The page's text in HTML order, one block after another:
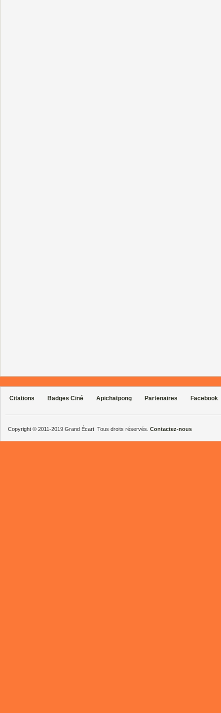
Citations Badges Ciné Apichatpong Partenaires Facebook
Copyright © 2011-2019 Grand Écart. Tous droits réservés. Contactez-nous